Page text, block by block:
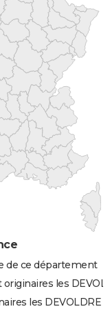
de ce département
les
les DEVOLDRE